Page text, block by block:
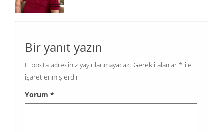
Bir yanıt yazın
E-posta adresiniz yayınlanmayacak. Gerekli alanlar * ile
işaretlenmişlerdir
Yorum *